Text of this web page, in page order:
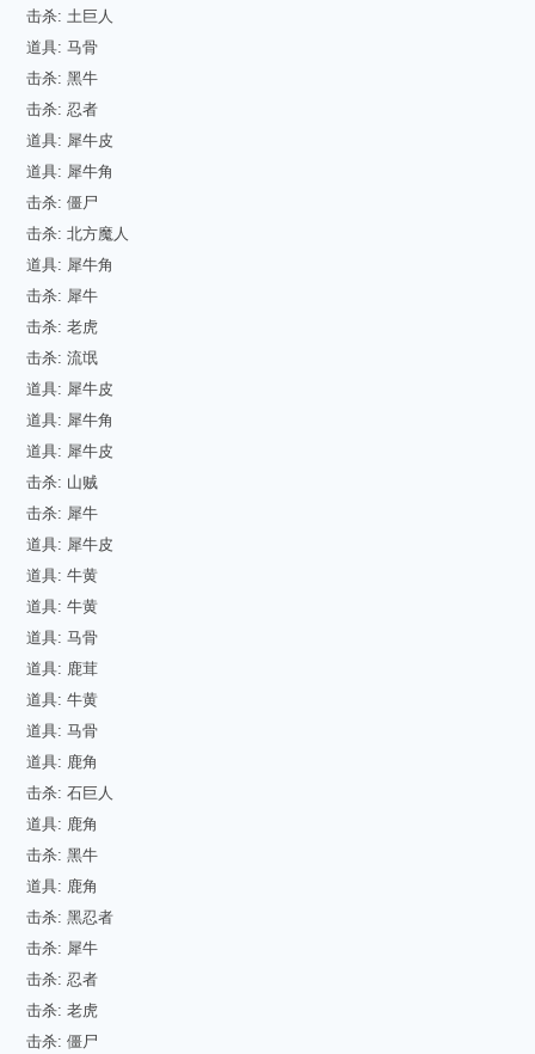
击杀: 土巨人
道具: 马骨
击杀: 黑牛
击杀: 忍者
道具: 犀牛皮
道具: 犀牛角
击杀: 僵尸
击杀: 北方魔人
道具: 犀牛角
击杀: 犀牛
击杀: 老虎
击杀: 流氓
道具: 犀牛皮
道具: 犀牛角
道具: 犀牛皮
击杀: 山贼
击杀: 犀牛
道具: 犀牛皮
道具: 牛黄
道具: 牛黄
道具: 马骨
道具: 鹿茸
道具: 牛黄
道具: 马骨
道具: 鹿角
击杀: 石巨人
道具: 鹿角
击杀: 黑牛
道具: 鹿角
击杀: 黑忍者
击杀: 犀牛
击杀: 忍者
击杀: 老虎
击杀: 僵尸